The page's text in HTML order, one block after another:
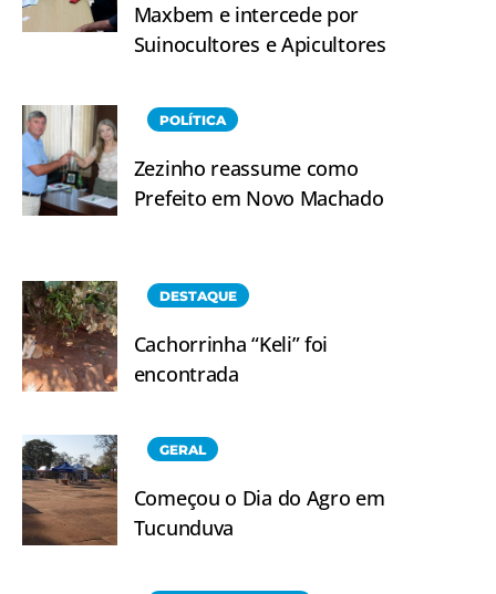
Maxbem e intercede por
Suinocultores e Apicultores
POLÍTICA
Zezinho reassume como
Prefeito em Novo Machado
DESTAQUE
Cachorrinha “Keli” foi
encontrada
GERAL
Começou o Dia do Agro em
Tucunduva